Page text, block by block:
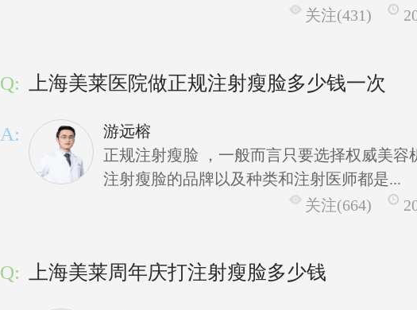
关注(431)
Q: 上海美莱医院做正规注射瘦脸多少钱一次
A:
游远榕
正规注射瘦脸 ，一般而言只要选择权威美容
注射瘦脸的品牌以及种类和注射医师都是...
关注(664)
Q: 上海美莱周年庆打注射瘦脸多少钱